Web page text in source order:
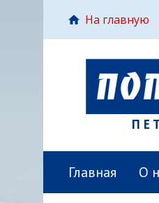
На главную
Главная О